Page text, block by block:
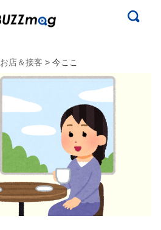
お店＆接客 > 今ここ